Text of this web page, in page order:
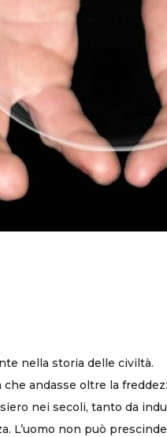
nella storia delle civiltà.
andasse oltre la
nei secoli, tanto da
L’uomo non può